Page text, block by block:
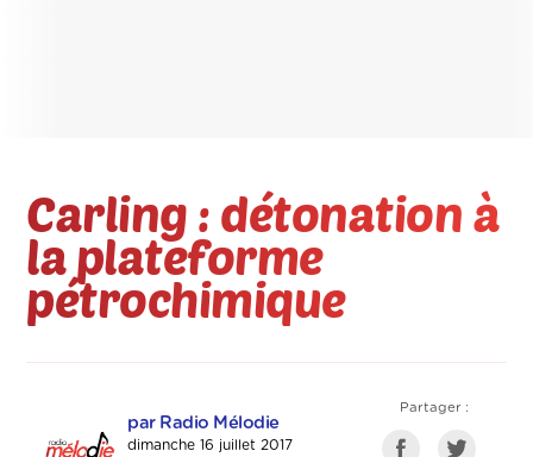
Carling : détonation à
la plateforme
pétrochimique
par Radio Mélodie
dimanche 16 juillet 2017
Partager :